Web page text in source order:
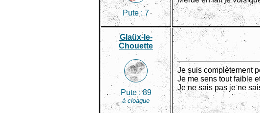
Pute : 7
Glaüx-le-
Chouette
Pute :89
à cloaque
Je suis complètement
Je me sens tout faible
Je ne sais pas je ne